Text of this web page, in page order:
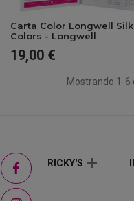
Carta Color Longwell Silk
Colors - Longwell
Preço
19,00 €
Mostrando 1-6
RICKY'S add
Facebook